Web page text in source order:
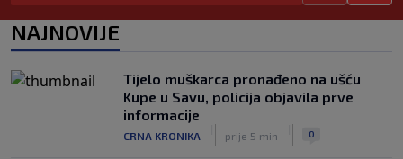
SK 8. kol.
VIDEO / Potez kakav se rijetko viđa:
Kada pomoć nije stigla, na rukama je
iznio suigrača u bolovima
NAJNOVIJE
Tijelo muškarca pronađeno na ušću
Kupe u Savu, policija objavila prve
informacije
CRNA KRONIKA prije 5 min 0